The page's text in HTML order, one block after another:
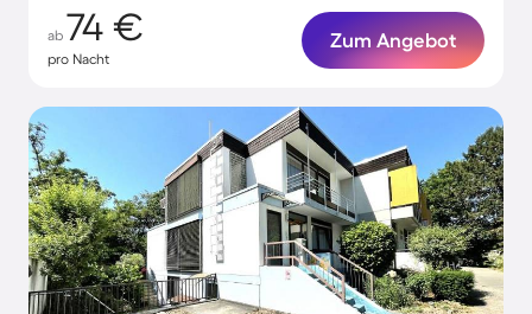
ab 74 €
pro Nacht
Zum Angebot